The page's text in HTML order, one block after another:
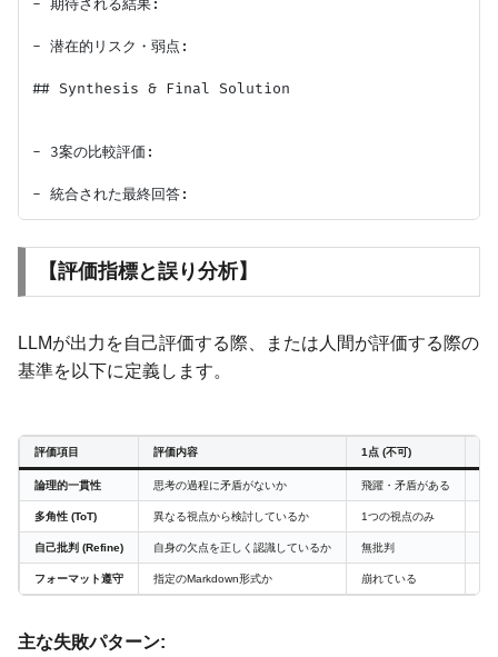
- 期待される結果:
- 潜在的リスク・弱点:
## Synthesis & Final Solution
- 3案の比較評価:
【評価指標と誤り分析】
LLMが出力を自己評価する際、または人間が評価する際の
基準を以下に定義します。
評価項目 評価内容 1点 (不可)
論理的一貫性 思考の過程に矛盾がないか 飛躍・矛盾がある
多角性 (ToT) 異なる視点から検討しているか 1つの視点のみ
自己批判 (Refine) 自身の欠点を正しく認識しているか 無批判
フォーマット遵守 指定のMarkdown形式か 崩れている
主な失敗パターン: